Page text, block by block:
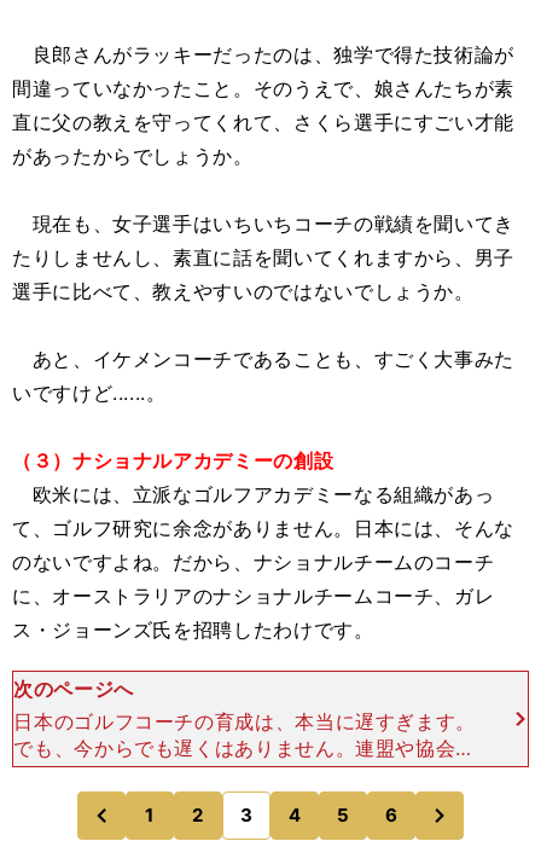
良郎さんがラッキーだったのは、独学で得た技術論が
間違っていなかったこと。そのうえで、娘さんたちが素
直に父の教えを守ってくれて、さくら選手にすごい才能
があったからでしょうか。
現在も、女子選手はいちいちコーチの戦績を聞いてき
たりしませんし、素直に話を聞いてくれますから、男子
選手に比べて、教えやすいのではないでしょうか。
あと、イケメンコーチであることも、すごく大事みた
いですけど......。
（３）ナショナルアカデミーの創設
欧米には、立派なゴルフアカデミーなる組織があっ
て、ゴルフ研究に余念がありません。日本には、そんな
のないですよね。だから、ナショナルチームのコーチ
に、オーストラリアのナショナルチームコーチ、ガレ
ス・ジョーンズ氏を招聘したわけです。
次のページへ
日本のゴルフコーチの育成は、本当に遅すぎます。
でも、今からでも遅くはありません。連盟や協会、
あるいは国費を使って、優秀なレッスンプロを10
人くらい欧米に留学させましょう。そして、コーチ
学を学ばせて、日
前
のページへ
1 2 3 4 5 6
のページへ